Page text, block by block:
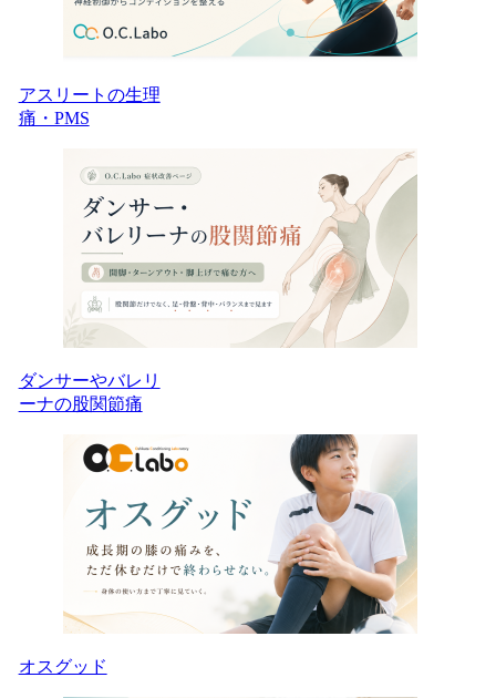
アスリートの生理
痛・PMS
ダンサーやバレリ
ーナの股関節痛
オスグッド